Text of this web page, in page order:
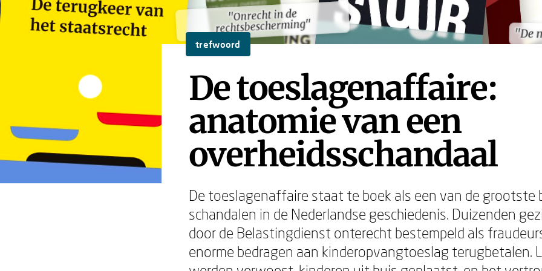
"Onrecht in de
rechtsbescherming" "De
"Onrecht in de
rechtsbescherming" "De
trefwoord
De toeslagenaffaire:
anatomie van een
overheidsschandaal
De toeslagenaffaire staat te boek als een van de grootste
schandalen in de Nederlandse geschiedenis. Duizenden
door de Belastingdienst onterecht bestempeld als
enorme bedragen aan kinderopvangtoeslag terugbetalen.